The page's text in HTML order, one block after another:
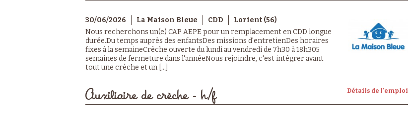
30/06/2026 La Maison Bleue CDD
Lorient (56)
Nous recherchons un(e) CAP AEPE pour un remplacement en CDD longue
durée.Du temps auprès des enfantsDes missions d'entretienDes horaires
fixes à la semaineCrèche ouverte du lundi au vendredi de 7h30 à 18h305
semaines de fermeture dans l'annéeNous rejoindre, c'est intégrer avant
tout une crèche et un [...]
Détails de l'emploi
Auxiliaire de crèche - h/f